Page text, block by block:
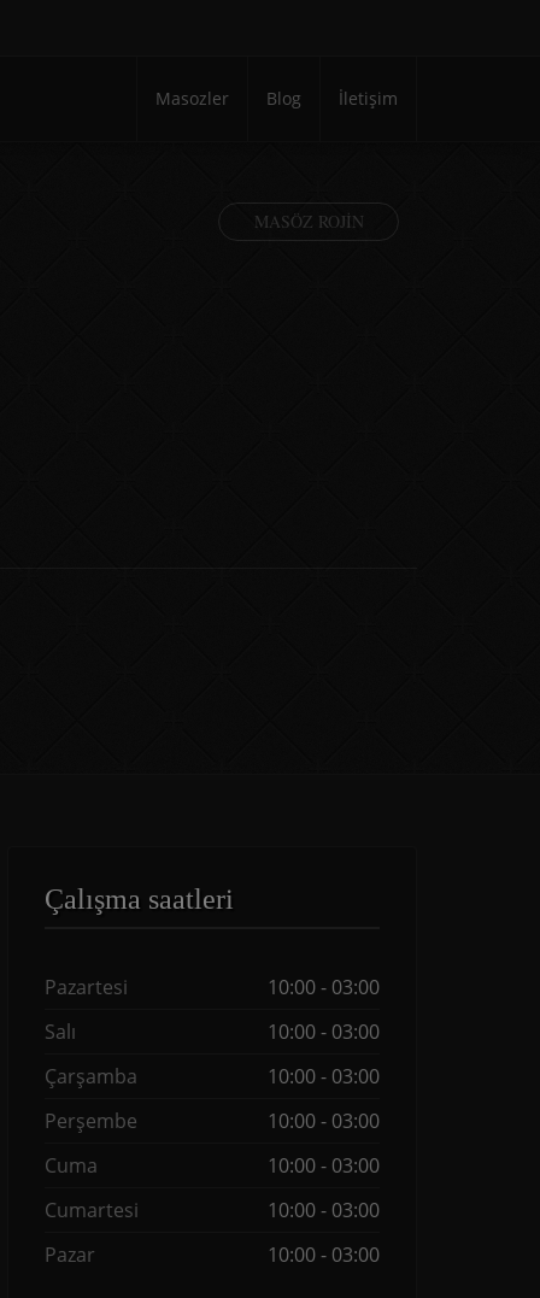
Masozler Blog İletişim
MASÖZ ROJIN
Çalışma saatleri
Pazartesi
10:00 - 03:00
Salı
10:00 - 03:00
Çarşamba
10:00 - 03:00
Perşembe
10:00 - 03:00
Cuma
10:00 - 03:00
Cumartesi
10:00 - 03:00
Pazar
10:00 - 03:00